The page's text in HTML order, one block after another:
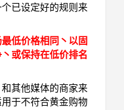
已设定好的规则来
低价格相同丶以固
或保持在低价排名
其他媒体的商家来
于不符合黄金购物